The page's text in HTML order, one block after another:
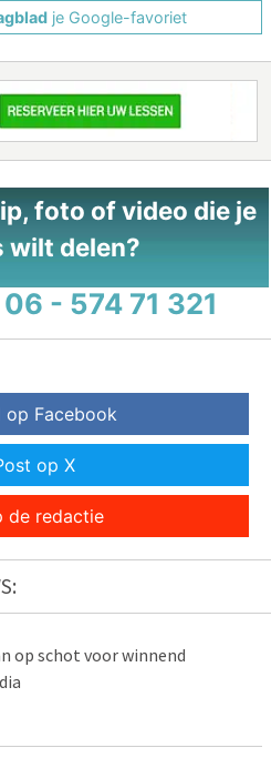
je Google-favoriet
foto of video die je
wilt delen?
06 - 574 71 321
op Facebook
op X
de redactie
op schot voor winnend